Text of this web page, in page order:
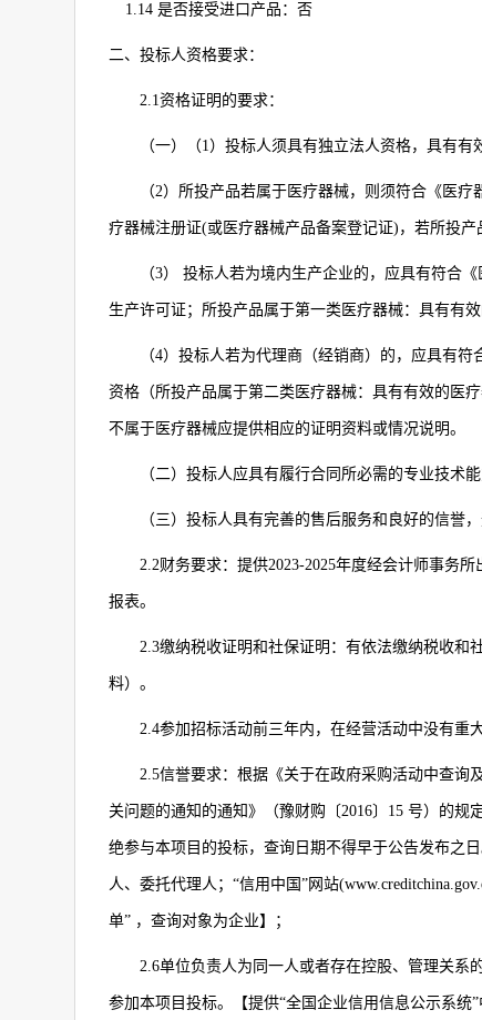
1.14 是否接受进口产品：否
二、投标人资格要求：
2.1资格证明的要求：
（一）（1）投标人须具有独立法人资格，具有有
（2）所投产品若属于医疗器械，则须符合《医疗
疗器械注册证(或医疗器械产品备案登记证) ，若所投产
（3） 投标人若为境内生产企业的，应具有符合
生产许可证；所投产品属于第一类医疗器械：具有有
（4）投标人若为代理商（经销商）的，应具有
资格（所投产品属于第二类医疗器械：具有有效的医
不属于医疗器械应提供相应的证明资料或情况说明。
（二）投标人应具有履行合同所必需的专业技术
（三）投标人具有完善的售后服务和良好的信誉
2.2财务要求：提供2023-2025年度经会计师事务所
报表。
2.3缴纳税收证明和社保证明：有依法缴纳税收和
料）。
2.4参加招标活动前三年内，在经营活动中没有重
2.5信誉要求：根据《关于在政府采购活动中查询
关问题的通知的通知》（豫财购〔2016〕 15 号）的规
绝参与本项目的投标，查询日期不得早于公告发布之
人、委托代理人；“信用中国”网站
单” ，查询对象为企业】；
2.6单位负责人为同一人或者存在控股、管理关系
参加本项目投标。【提供“全国企业信用信息公示系统